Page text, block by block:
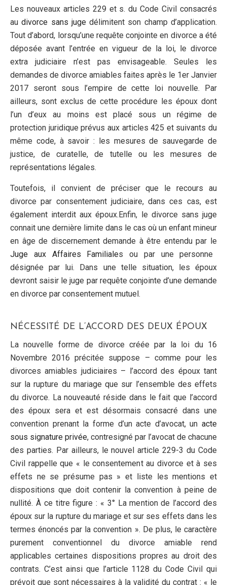
Les nouveaux articles 229 et s. du Code Civil consacrés
audivorce sans juge délimitent son champ d’application.
Tout d’abord, lorsqu’une requête conjointe en divorce a été
déposée avant l’entrée en vigueur de la loi, le divorce
extra judiciaire n’est pas envisageable. Seules les
demandes de divorce amiables faites après le 1er Janvier
2017 seront sous l’empire de cette loi nouvelle. Par
ailleurs, sont exclus de cette procédure les époux dont
l’un d’eux au moins est placé sous un régime de
protection juridique prévus aux articles 425 et suivants du
même code, à savoir : les mesures de sauvegarde de
justice, de curatelle, de tutelle ou les mesures de
représentations légales.
Toutefois, il convient de préciser que le recours au
divorce par consentement judiciaire, dans ces cas, est
également interdit aux époux.Enfin, le divorce sans juge
connait une dernière limite dans le cas où un enfant mineur
en âge de discernement demande à être entendu par le
Juge aux Affaires Familiales ou par une personne
désignée par lui. Dans une telle situation, les époux
devront saisir le juge par requête conjointe d’une demande
en divorce par consentement mutuel.
NÉCESSITÉ DE L’ACCORD DES DEUX ÉPOUX
La nouvelle forme de divorce créée par la loi du 16
Novembre 2016 précitée suppose – comme pour les
divorces amiables judiciaires – l’accord des époux tant
sur la rupture du mariage que sur l’ensemble des effets
du divorce. La nouveauté réside dans le fait que l’accord
des époux sera et est désormais consacré dans une
convention prenant la forme d’un acte d’avocat, un acte
sous signature privée, contresigné par l’avocat de chacune
des parties. Par ailleurs, le nouvel article 229-3 du Code
Civil rappelle que « le consentement au divorce et à ses
effets ne se présume pas » et liste les mentions et
dispositions que doit contenir la convention à peine de
nullité. À ce titre figure : « 3° La mention de l’accord des
époux sur la rupture du mariage et sur ses effets dans les
termes énoncés par la convention ». De plus, le caractère
purement conventionnel du divorce amiable rend
applicables certaines dispositions propres au droit des
contrats. C’est ainsi que l’article 1128 du Code Civil qui
prévoit que sont nécessaires à la validité du contrat : « le